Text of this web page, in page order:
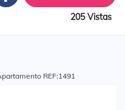
205 Vistas
REF:1491